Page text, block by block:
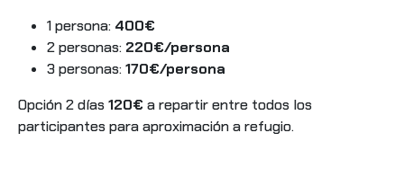
1 persona: 400€
2 personas: 220€/persona
3 personas:170€/persona
Opción 2 días120€a repartir entre todos los
participantes para aproximación a refugio.